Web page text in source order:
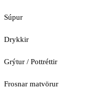
Súpur
Drykkir
Grýtur / Pottréttir
Frosnar matvörur